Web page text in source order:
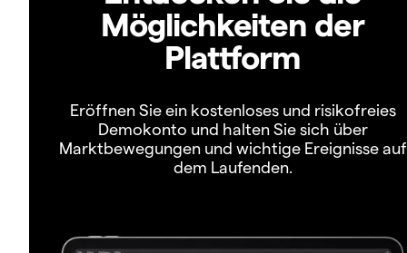
Möglichkeiten der
Plattform
Eröffnen Sie ein kostenloses und risikofreies
Demokonto und halten Sie sich über
Marktbewegungen und wichtige Ereignisse auf
dem Laufenden.